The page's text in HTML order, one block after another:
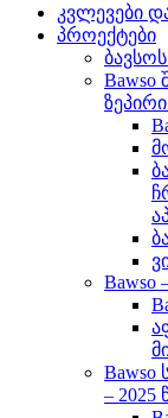
კვლევები
პროექტები
Bawso
Bawso
– 2025